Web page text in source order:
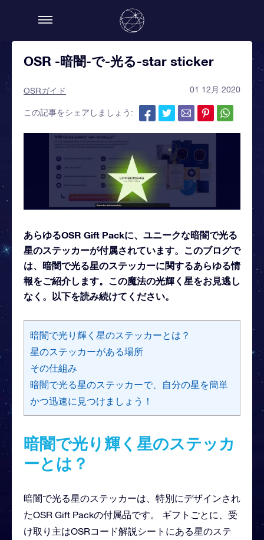
OSR -暗闇-で-光る-star sticker
OSRガイド 01 12月 2020
この記事をシェアしましょう:
あらゆるOSR Gift Packに、ユニークな暗闇で光る
星のステッカーが付属されています。このブログで
は、暗闇で光る星のステッカーに関するあらゆる情
報をご紹介します。この魔法の光輝く星をお見逃し
なく。以下を読み続けてください。
暗闇で光り輝く星のステッカーとは？
星のステッカーがある場所
その仕組み
暗闇で光る星のステッカーで、自分の星を簡単
かつ迅速に見つけましょう！
暗闇で光り輝く星のステッカ
ーとは？
暗闇で光る星のステッカーは、特別にデザインされ
たOSR Gift Packの付属品です。 ギフトごとに、受
け取り主はOSRコード解説シートにある星のステ